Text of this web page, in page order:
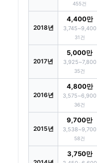
455건
2018년
4,400만
3,745~9,400
31건
2017년
5,000만
3,925~7,800
35건
2016년
4,800만
3,575~6,900
36건
2015년
9,700만
3,538~9,700
58건
3,750만